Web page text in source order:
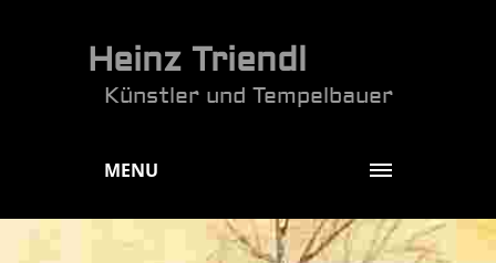
Heinz Triendl
Künstler und Tempelbauer
MENU